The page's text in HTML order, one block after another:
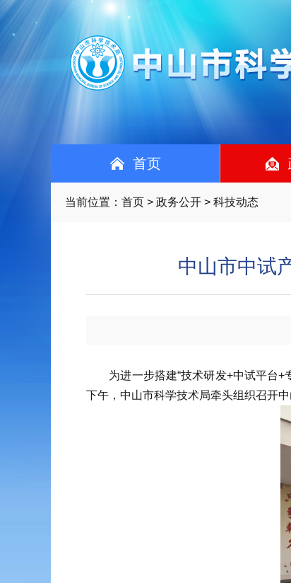
首页
当前位置： 首页 > 政务公开 > 科技动态
中山市中试
为进一步搭建“技术研发+中试平台+专
下午，中山市科学技术局牵头组织召开